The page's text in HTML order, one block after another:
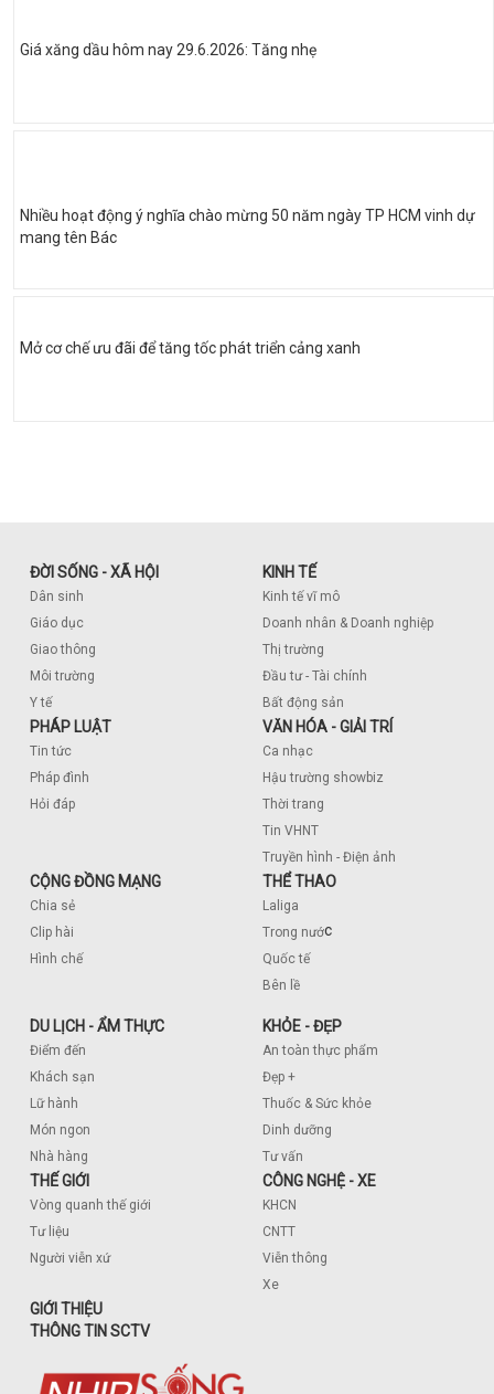
Giá xăng dầu hôm nay 29.6.2026: Tăng nhẹ
Nhiều hoạt động ý nghĩa chào mừng 50 năm ngày TP HCM vinh dự
mang tên Bác
Mở cơ chế ưu đãi để tăng tốc phát triển cảng xanh
ĐỜI SỐNG - XÃ HỘI
Dân sinh
Giáo dục
Giao thông
Môi trường
Y tế
KINH TẾ
Kinh tế vĩ mô
Doanh nhân & Doanh nghiệp
Thị trường
Đầu tư - Tài chính
Bất động sản
PHÁP LUẬT
Tin tức
Pháp đình
Hỏi đáp
VĂN HÓA - GIẢI TRÍ
Ca nhạc
Hậu trường showbiz
Thời trang
Tin VHNT
Truyền hình - Điện ảnh
CỘNG ĐỒNG MẠNG
Chia sẻ
Clip hài
Hình chế
THỂ THAO
Laliga
Trong nước
Quốc tế
Bên lề
DU LỊCH - ẨM THỰC
Điểm đến
Khách sạn
Lữ hành
Món ngon
Nhà hàng
KHỎE - ĐẸP
An toàn thực phẩm
Đẹp +
Thuốc & Sức khỏe
Dinh dưỡng
Tư vấn
THẾ GIỚI
Vòng quanh thế giới
Tư liệu
Người viễn xứ
CÔNG NGHỆ - XE
KHCN
CNTT
Viễn thông
Xe
GIỚI THIỆU
THÔNG TIN SCTV